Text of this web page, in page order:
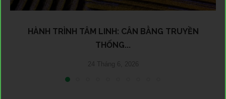
HÀNH TRÌNH TÂM LINH: CÂN BẰNG TRUYỀN
THỐNG...
24 Tháng 6, 2026